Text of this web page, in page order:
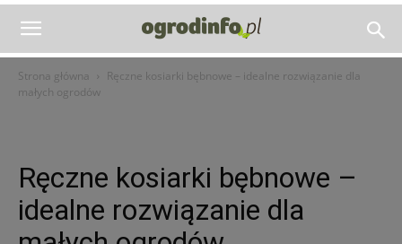
Strona główna
Ręczne kosiarki bębnowe – idealne rozwiązanie dla
małych ogrodów
Ręczne kosiarki bębnowe –
idealne rozwiązanie dla